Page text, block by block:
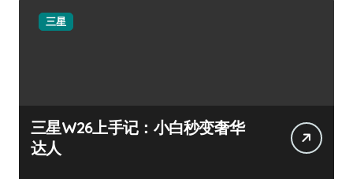
三星
三星W26上手记：小白秒变奢华
达人